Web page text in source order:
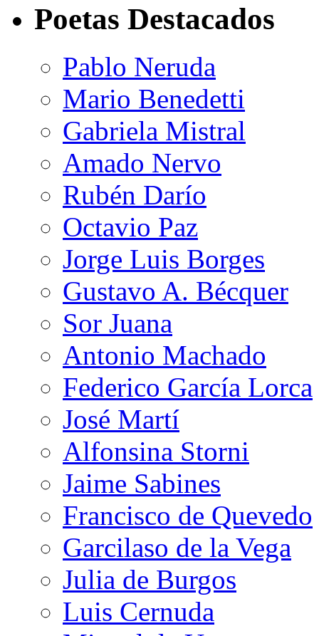
Poetas Destacados
Pablo Neruda
Mario Benedetti
Gabriela Mistral
Amado Nervo
Rubén Darío
Octavio Paz
Jorge Luis Borges
Gustavo A. Bécquer
Sor Juana
Antonio Machado
Federico García Lorca
José Martí
Alfonsina Storni
Jaime Sabines
Francisco de Quevedo
Garcilaso de la Vega
Julia de Burgos
Luis Cernuda